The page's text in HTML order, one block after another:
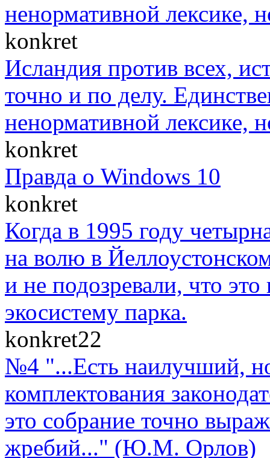
ненормативной лексике,
konkret
Исландия против всех,
точно и по делу.
ненормативной лексике,
konkret
Правда о Windows 10
konkret
Когда в 1995 году
на волю в
и не подозревали, что
экосистему парка.
konkret22
№4 "...Есть наилучший,
комплектования
это собрание точно
жребий..." (Ю.М. Орлов)